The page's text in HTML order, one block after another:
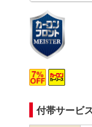
付帯サービ